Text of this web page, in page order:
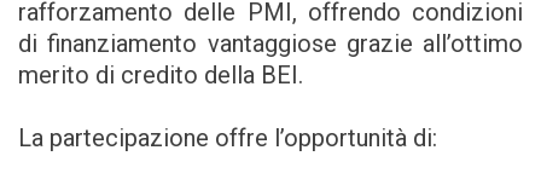
rafforzamento delle PMI, offrendo condizioni
di finanziamento vantaggiose grazie all’ottimo
merito di credito della BEI.
La partecipazione offre l’opportunità di: